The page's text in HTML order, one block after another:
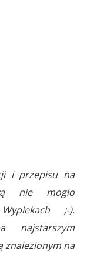
i przepisu na
nie mogło
;-).
najstarszym
znalezionym na